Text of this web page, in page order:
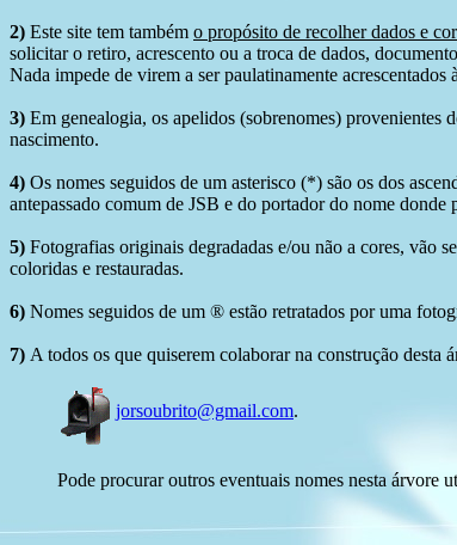
2) Este site tem também o propósito de recolher dados e
solicitar o retiro, acrescento ou a troca de dados,
Nada impede de virem a ser paulatinamente
3) Em genealogia, os apelidos (sobrenomes) provenientes
nascimento.
4) Os nomes seguidos de um asterisco (*) são os dos
antepassado comum de JSB e do portador do nome donde
5) Fotografias originais degradadas e/ou não a cores, vão
coloridas e restauradas.
6) Nomes seguidos de um ® estão retratados por uma
7) A todos os que quiserem colaborar na construção
jorsoubrito@gmail.com.
Pode procurar outros eventuais nomes nesta árvore